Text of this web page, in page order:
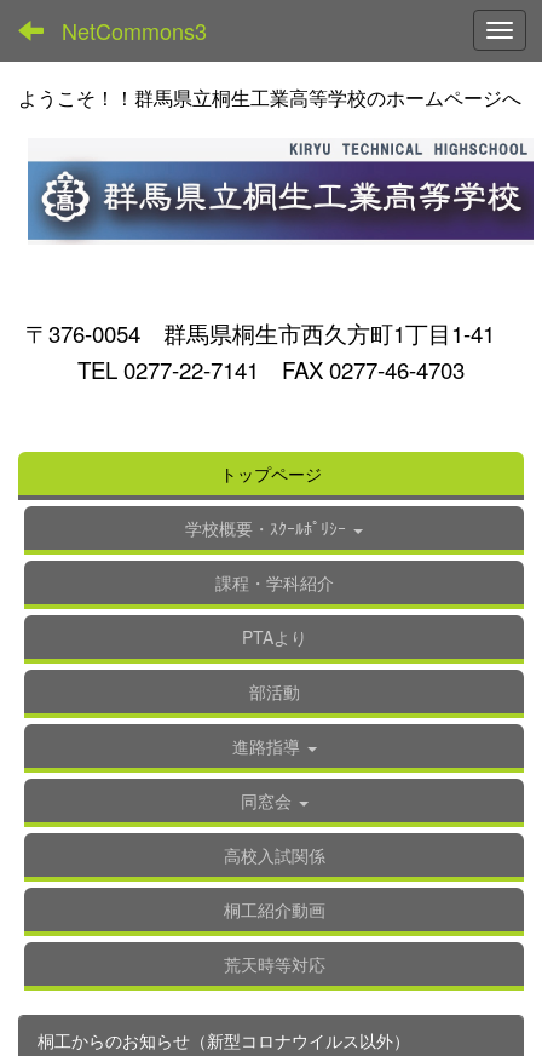
NetCommons3
ようこそ！！群馬県立桐生工業高等学校のホームページへ
〒376-0054 群馬県桐生市西久方町1丁目1-41
TEL 0277-22-7141 FAX 0277-46-4703
トップページ
学校概要・ｽｸｰﾙﾎﾟﾘｼｰ
課程・学科紹介
PTAより
部活動
進路指導
同窓会
高校入試関係
桐工紹介動画
荒天時等対応
桐工からのお知らせ（新型コロナウイルス以外）